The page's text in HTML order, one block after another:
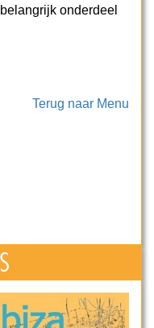
onderdeel
Terug naar Menu